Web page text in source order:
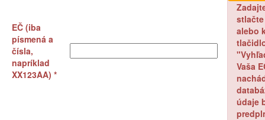
EČ (iba
písmená a
čísla,
napríklad
XX123AA) *
stlačte
alebo
Vaša
údaje